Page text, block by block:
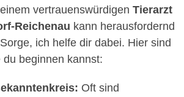
vertrauenswürdigen Tierarzt
Reichenau kann herausfordernd
ich helfe dir dabei. Hier sind
beginnen kannst:
Oft sind